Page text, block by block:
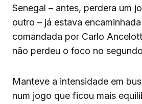
Senegal – antes, perdera um
outro – já estava
comandada por Carlo
não perdeu o foco no
Manteve a intensidade em
num jogo que ficou mais